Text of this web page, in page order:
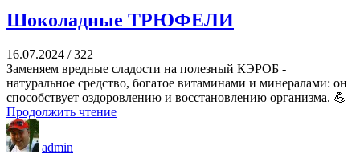
Шоколадные ТРЮФЕЛИ
16.07.2024 / 322
Заменяем вредные сладости на полезный КЭРОБ -
натуральное средство, богатое витаминами и минералами: он
способствует оздоровлению и восстановлению организма. 💪
Продолжить чтение
admin